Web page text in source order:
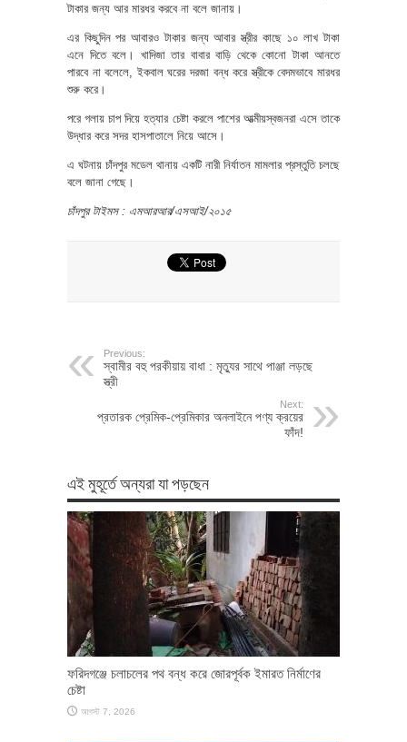
টাকার জন্য আর মারধর করবে না বলে জানায়।
এর কিছুদিন পর আবারও টাকার জন্য আবার স্ত্রীর কাছে ১০ লাখ টাকা
এনে দিতে বলে। খাদিজা তার বাবার বাড়ি থেকে কোনো টাকা আনতে
পারবে না বলেলে, ইকবাল ঘরের দরজা বন্ধ করে স্ত্রীকে বেদমভাবে মারধর
শুরু করে।
পরে গলায় চাপ দিয়ে হত্যার চেষ্টা করলে পাশের আত্মীয়স্বজনরা এসে তাকে
উদ্ধার করে সদর হাসপাতালে নিয়ে আসে।
এ ঘটনায় চাঁদপুর মডেল থানায় একটি নারী নির্যাতন মামলার প্রস্তুতি চলছে
বলে জানা গেছে।
চাঁদপুর টাইমস : এমআরআর/এসআই/২০১৫
Previous:
স্বামীর বহু পরকীয়ায় বাধা : মৃত্যুর সাথে পাঞ্জা লড়ছে
স্ত্রী
Next:
প্রতারক প্রেমিক-প্রেমিকার অনলাইনে পণ্য ক্রয়ের
ফাঁদ!
এই মুহূর্তে অন্যরা যা পড়ছেন
ফরিদগঞ্জে চলাচলের পথ বন্ধ করে জোরপূর্বক ইমারত নির্মাণের
চেষ্টা
আগস্ট 7, 2026